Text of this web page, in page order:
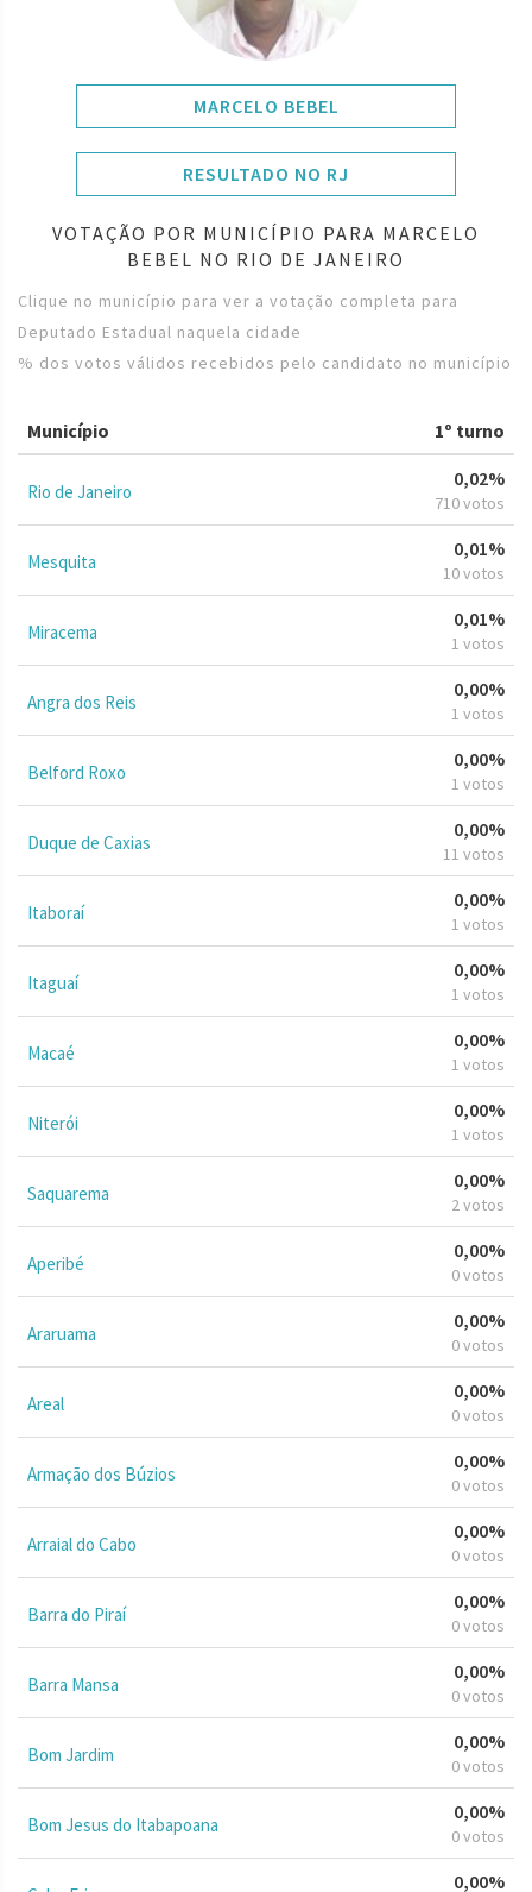
MARCELO BEBEL
RESULTADO NO RJ
VOTAÇÃO POR MUNICÍPIO PARA MARCELO
BEBEL NO RIO DE JANEIRO
Clique no município para ver a votação completa para
Deputado Estadual naquela cidade
% dos votos válidos recebidos pelo candidato no município
Município 1º turno
Rio de Janeiro
0,02%
710 votos
Mesquita
0,01%
10 votos
Miracema
0,01%
1 votos
Angra dos Reis
0,00%
1 votos
Belford Roxo
0,00%
1 votos
Duque de Caxias
0,00%
11 votos
Itaboraí
0,00%
1 votos
Itaguaí
0,00%
1 votos
Macaé
0,00%
1 votos
Niterói
0,00%
1 votos
Saquarema
0,00%
2 votos
Aperibé
0,00%
0 votos
Araruama
0,00%
0 votos
Areal
0,00%
0 votos
Armação dos Búzios
0,00%
0 votos
Arraial do Cabo
0,00%
0 votos
Barra do Piraí
0,00%
0 votos
Barra Mansa
0,00%
0 votos
Bom Jardim
0,00%
0 votos
Bom Jesus do Itabapoana
0,00%
0 votos
0,00%